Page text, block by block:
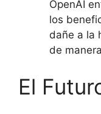
OpenAI
los
dañe a la
de
El